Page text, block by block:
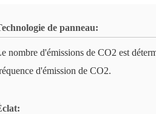
de panneau:
nombre d'émissions de CO2 est
d'émission de CO2.